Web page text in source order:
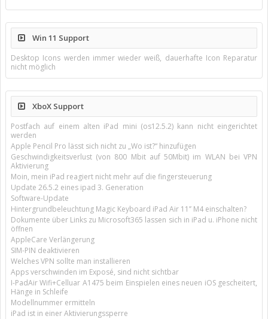
Win 11 Support
Desktop Icons werden immer wieder weiß, dauerhafte Icon Reparatur
nicht möglich
XboX Support
Postfach auf einem alten iPad mini (os12.5.2) kann nicht eingerichtet
werden
Apple Pencil Pro lässt sich nicht zu „Wo ist?“ hinzufügen
Geschwindigkeitsverlust (von 800 Mbit auf 50Mbit) im WLAN bei VPN
Aktivierung
Moin, mein iPad reagiert nicht mehr auf die fingersteuerung
Update 26.5.2 eines ipad 3. Generation
Software-Update
Hintergrundbeleuchtung Magic Keyboard iPad Air 11’’ M4 einschalten?
Dokumente über Links zu Microsoft365 lassen sich in iPad u. iPhone nicht
öffnen
AppleCare Verlängerung
SIM-PIN deaktivieren
Welches VPN sollte man installieren
Apps verschwinden im Exposé, sind nicht sichtbar
I-PadAir Wifi+Celluar A1475 beim Einspielen eines neuen iOS gescheitert,
Hänge in Schleife
Modellnummer ermitteln
iPad ist in einer Aktivierungssperre